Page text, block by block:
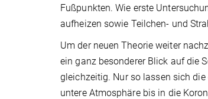
Fußpunkten. Wie erste
aufheizen sowie Teilchen- und
Um der neuen Theorie weiter
ein ganz besonderer Blick auf die
gleichzeitig. Nur so lassen sich
untere Atmosphäre bis in die